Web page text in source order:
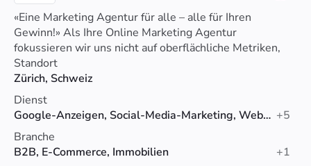
«Eine Marketing Agentur für alle – alle für Ihren
Gewinn!» Als Ihre Online Marketing Agentur
fokussieren wir uns nicht auf oberflächliche Metriken,
sondern auf das Wesentliche.
Standort
Zürich, Schweiz
Dienst
Google-Anzeigen, Social-Media-Marketing, Web-Design +5
Branche
B2B, E-Commerce, Immobilien
+1